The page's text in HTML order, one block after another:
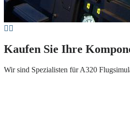
Kaufen Sie Ihre
Wir sind Spezialisten für A320